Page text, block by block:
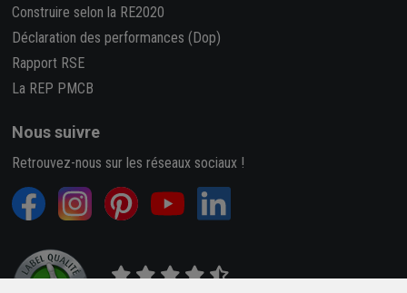
Construire selon la RE2020
Déclaration des performances (Dop)
Rapport RSE
La REP PMCB
Nous suivre
Retrouvez-nous sur les réseaux sociaux !